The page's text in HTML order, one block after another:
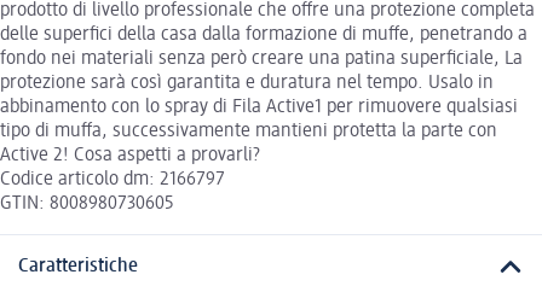
prodotto di livello professionale che offre una protezione completa
delle superfici della casa dalla formazione di muffe, penetrando a
fondo nei materiali senza però creare una patina superficiale, La
protezione sarà così garantita e duratura nel tempo. Usalo in
abbinamento con lo spray di Fila Active1 per rimuovere qualsiasi
tipo di muffa, successivamente mantieni protetta la parte con
Active 2! Cosa aspetti a provarli?
Codice articolo dm: 2166797
GTIN: 8008980730605
Caratteristiche